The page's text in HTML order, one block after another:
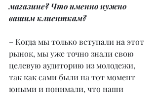
магазине? Что именно нужно
вашим клиенткам?
– Когда мы только вступали на этот
рынок, мы уже точно знали свою
целевую аудиторию из молодежи,
так как сами были на тот момент
юными и понимали, что наши